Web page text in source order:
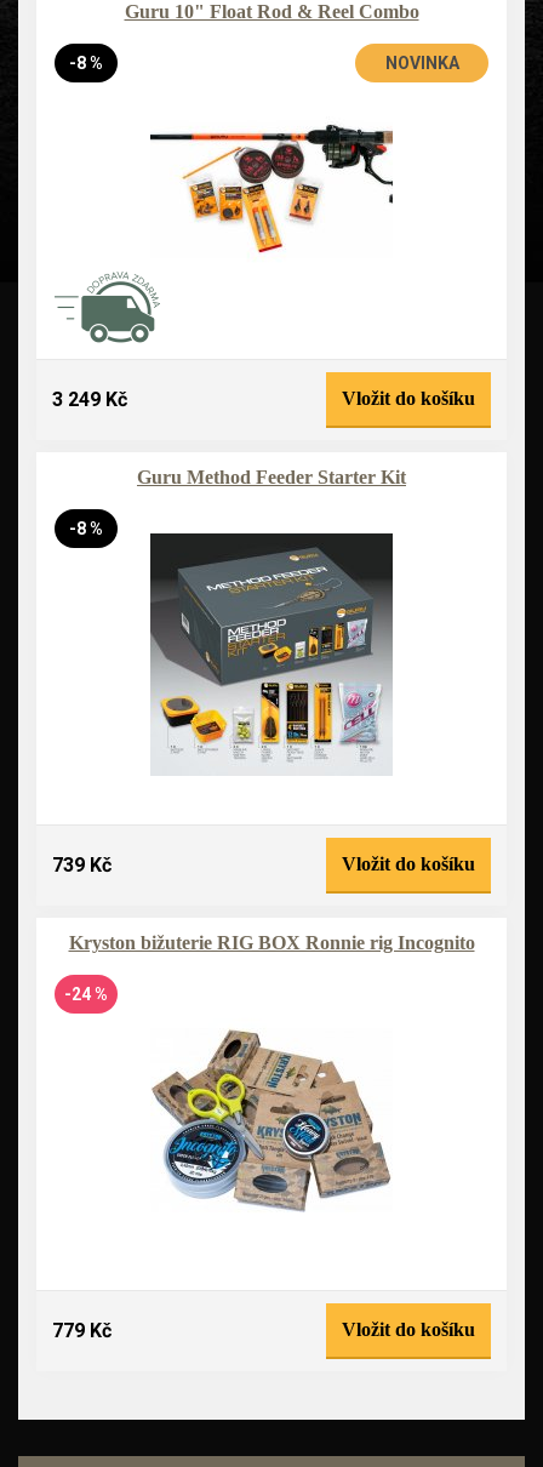
Guru 10" Float Rod & Reel Combo
-8 % NOVINKA
3 249 Kč Vložit do košíku
Guru Method Feeder Starter Kit
-8 %
739 Kč Vložit do košíku
Kryston bižuterie RIG BOX Ronnie rig Incognito
-24 %
779 Kč Vložit do košíku